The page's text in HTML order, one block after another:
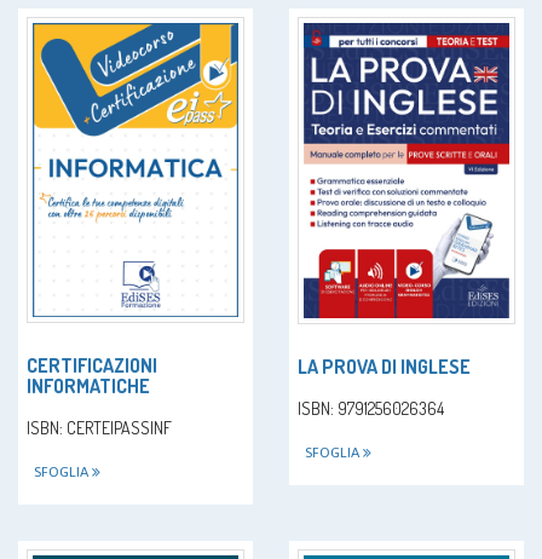
CERTIFICAZIONI
INFORMATICHE
ISBN: CERTEIPASSINF
SFOGLIA
LA PROVA DI INGLESE
ISBN: 9791256026364
SFOGLIA